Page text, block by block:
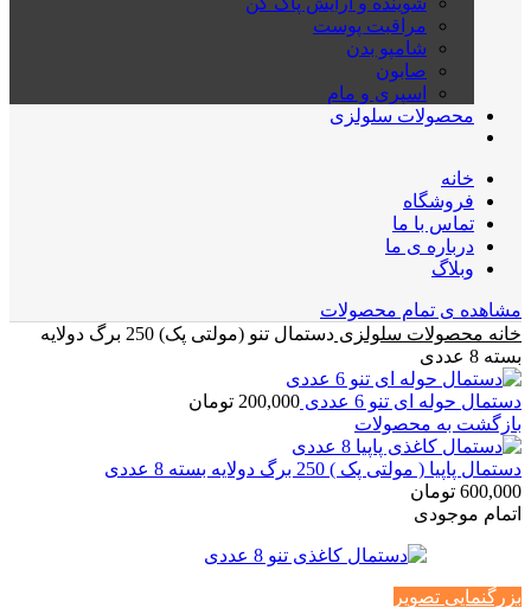
مراقبت پوست
شامپو بدن
صابون
اسپری و مام
محصولات سلولزی
خانه
فروشگاه
تماس با ما
درباره ی ما
وبلاگ
مشاهده ی تمام محصولات
خانه محصولات سلولزی
دستمال تنو (مولتی پک) 250 برگ دولایه
بسته 8 عددی
دستمال حوله ای تنو 6 عددی 200,000 تومان
بازگشت به محصولات
دستمال پاپیا ( مولتی پک ) 250 برگ دولایه بسته 8 عددی
600,000 تومان
اتمام موجودی
بزرگنمایی تصویر